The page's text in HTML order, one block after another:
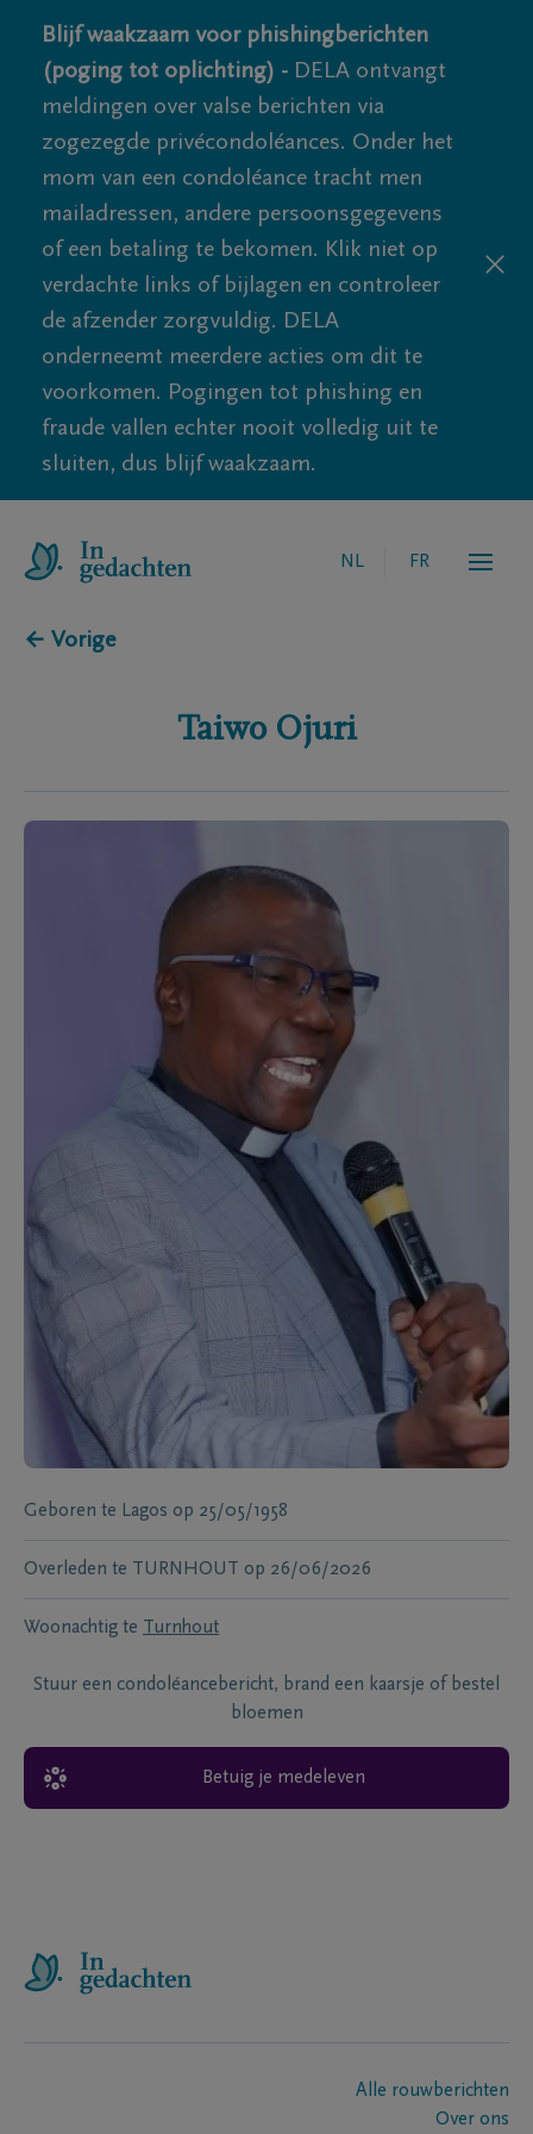
Blijf waakzaam voor phishingberichten
(poging tot oplichting) - DELA ontvangt
meldingen over valse berichten via
zogezegde privécondoléances. Onder het
mom van een condoléance tracht men
mailadressen, andere persoonsgegevens
of een betaling te bekomen. Klik niet op
verdachte links of bijlagen en controleer
de afzender zorgvuldig. DELA
onderneemt meerdere acties om dit te
voorkomen. Pogingen tot phishing en
fraude vallen echter nooit volledig uit te
sluiten, dus blijf waakzaam.
NL FR
← Vorige
Taiwo Ojuri
Geboren te Lagos op 25/05/1958
Overleden te TURNHOUT op 26/06/2026
Woonachtig te Turnhout
Stuur een condoléancebericht, brand een kaarsje of bestel
bloemen
Betuig je medeleven
Alle rouwberichten
Over ons